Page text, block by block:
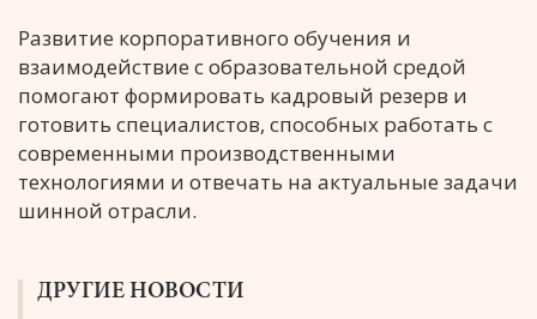
Развитие корпоративного обучения и
взаимодействие с образовательной средой
помогают формировать кадровый резерв и
готовить специалистов, способных работать с
современными производственными
технологиями и отвечать на актуальные задачи
шинной отрасли.
ДРУГИЕ НОВОСТИ